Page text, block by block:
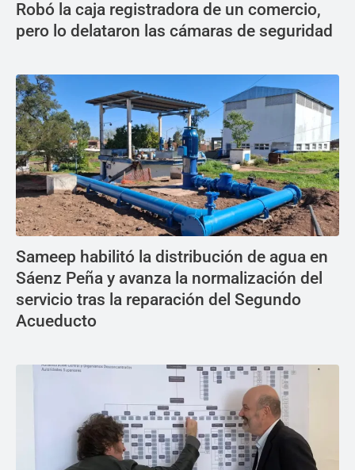
Robó la caja registradora de un comercio,
pero lo delataron las cámaras de seguridad
Sameep habilitó la distribución de agua en
Sáenz Peña y avanza la normalización del
servicio tras la reparación del Segundo
Acueducto